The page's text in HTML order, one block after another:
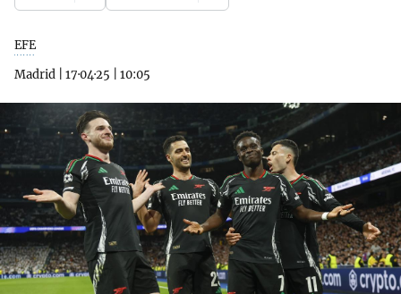
EFE
Madrid
17·04·25 10:05